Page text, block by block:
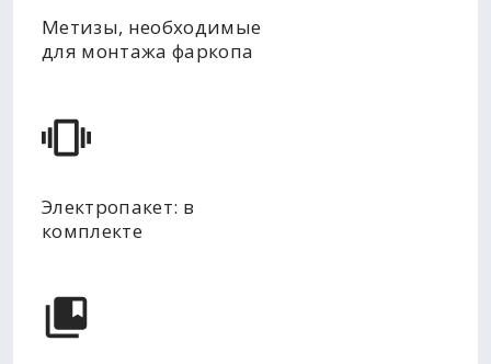
Метизы, необходимые
для монтажа фаркопа
Электропакет: в
комплекте